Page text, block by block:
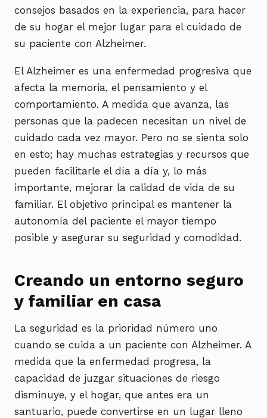
consejos basados en la experiencia, para hacer
de su hogar el mejor lugar para el cuidado de
su paciente con Alzheimer.
El Alzheimer es una enfermedad progresiva que
afecta la memoria, el pensamiento y el
comportamiento. A medida que avanza, las
personas que la padecen necesitan un nivel de
cuidado cada vez mayor. Pero no se sienta solo
en esto; hay muchas estrategias y recursos que
pueden facilitarle el día a día y, lo más
importante, mejorar la calidad de vida de su
familiar. El objetivo principal es mantener la
autonomía del paciente el mayor tiempo
posible y asegurar su seguridad y comodidad.
Creando un entorno seguro
y familiar en casa
La seguridad es la prioridad número uno
cuando se cuida a un paciente con Alzheimer. A
medida que la enfermedad progresa, la
capacidad de juzgar situaciones de riesgo
disminuye, y el hogar, que antes era un
santuario, puede convertirse en un lugar lleno